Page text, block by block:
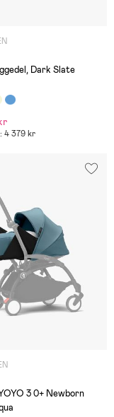
Dark Slate
4 379 kr
3 0+ Newborn